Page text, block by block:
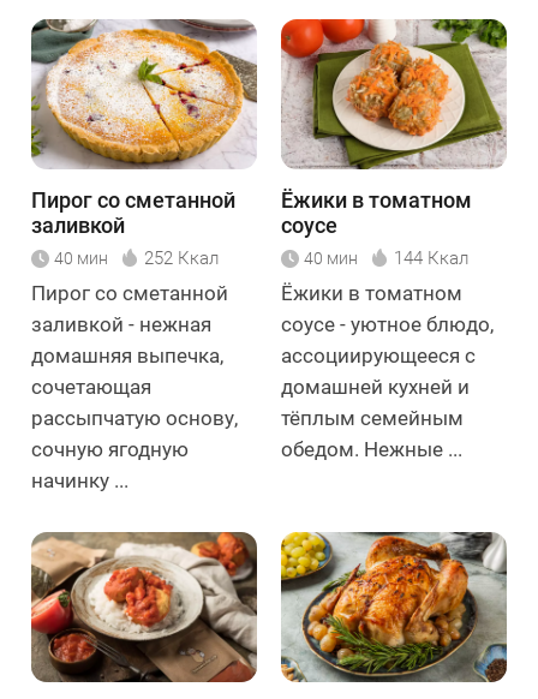
Пирог со сметанной
заливкой
40 мин 252 Ккал
Пирог со сметанной
заливкой - нежная
домашняя выпечка,
сочетающая
рассыпчатую основу,
сочную ягодную
начинку ...
Ёжики в томатном
соусе
40 мин 144 Ккал
Ёжики в томатном
соусе - уютное блюдо,
ассоциирующееся с
домашней кухней и
тёплым семейным
обедом. Нежные ...